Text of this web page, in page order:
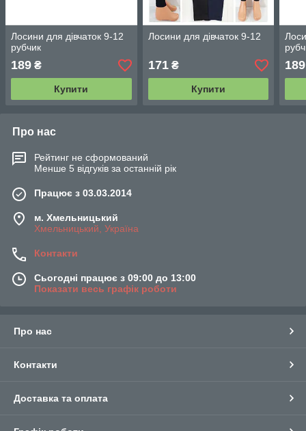
Лосини для дівчаток 9-12
рубчик
189 ₴
Купити
Лосини для дівчаток 9-12
171₴
Купити
189
Про нас
Рейтинг не сформований
Менше 5 відгуків за останній рік
Працює з 03.03.2014
м. Хмельницький
Хмельницький, Україна
Контакти
Сьогодні працює з 09:00 до 13:00
Показати весь графік роботи
Про нас
Контакти
Доставка та оплата